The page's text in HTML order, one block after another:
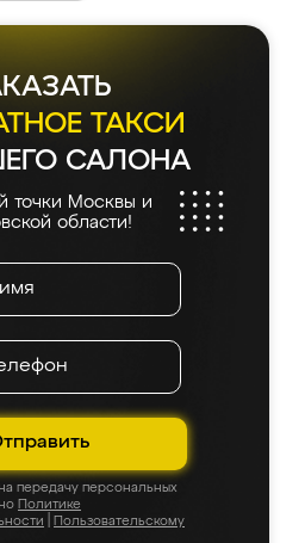
ТАКСИ
САЛОНА
точки Москвы и
области!
передачу персональных
Политике
Пользовательскому